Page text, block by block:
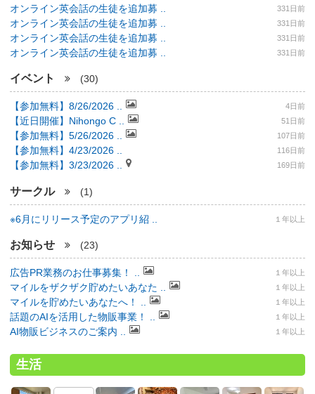
オンライン英会話の生徒を追加募 .. 331日前
オンライン英会話の生徒を追加募 .. 331日前
オンライン英会話の生徒を追加募 .. 331日前
オンライン英会話の生徒を追加募 .. 331日前
イベント (30)
【参加無料】8/26/2026 .. 4日前
【近日開催】Nihongo C .. 51日前
【参加無料】5/26/2026 .. 107日前
【参加無料】4/23/2026 .. 116日前
【参加無料】3/23/2026 .. 169日前
サークル (1)
※6月にリリース予定のアプリ紹 .. １年以上
お知らせ (23)
広告PR業務のお仕事募集！ .. １年以上
マイルをザクザク貯めたいあなた .. １年以上
マイルを貯めたいあなたへ！ .. １年以上
話題のAIを活用した物販事業！ .. １年以上
AI物販ビジネスのご案内 .. １年以上
生活